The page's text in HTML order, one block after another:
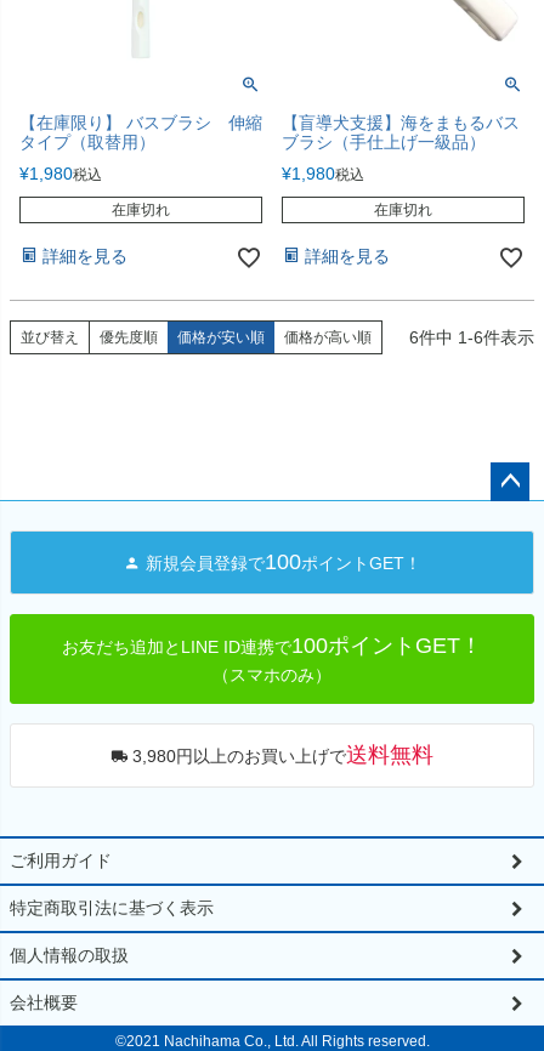
【在庫限り】 バスブラシ 伸縮
タイプ（取替用）
¥1,980税込
在庫切れ
詳細を見る
【盲導犬支援】海をまもるバス
ブラシ（手仕上げ一級品）
¥1,980税込
在庫切れ
詳細を見る
並び替え 優先度順 価格が安い順 価格が高い順 6件中 1-6件表示
へ
新規会員登録で100ポイントGET！
お友だち追加とLINE ID連携で100ポイントGET！
（スマホのみ）
3,980円以上のお買い上げで送料無料
ご利用ガイド
特定商取引法に基づく表示
個人情報の取扱
会社概要
©2021 Nachihama Co., Ltd. All Rights reserved.